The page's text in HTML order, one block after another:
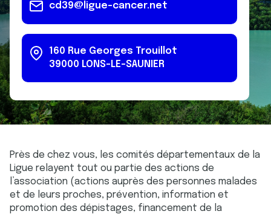
cd39@ligue-cancer.net
160 Rue Georges Trouillot
39000 LONS-LE-SAUNIER
Près de chez vous, les comités départementaux de la
Ligue relayent tout ou partie des actions de
l’association (actions auprès des personnes malades
et de leurs proches, prévention, information et
promotion des dépistages, financement de la